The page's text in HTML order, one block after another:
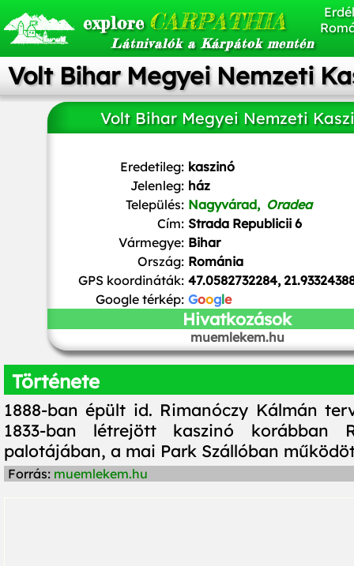
explore CARPATHIA
Látnivalók a Kárpátok mentén
Volt Bihar Megyei Nemzeti
Volt Bihar Megyei Nemzeti
Eredetileg: kaszinó
Jelenleg: ház
Település: Nagyvárad, Oradea
Cím: Strada Republicii 6
Vármegye: Bihar
Ország: Románia
GPS koordináták: 47.0582732284,
Google térkép: Google
Hivatkozások
muemlekem.hu
Története
1888-ban épült id. Rimanóczy Kálmán
1833-ban létrejött kaszinó korábban
palotájában, a mai Park Szállóban
Forrás: muemlekem.hu